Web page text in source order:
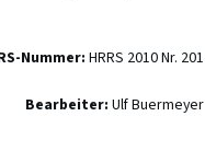
Nummer: HRRS 2010 Nr. 201
Bearbeiter: Ulf Buermeyer